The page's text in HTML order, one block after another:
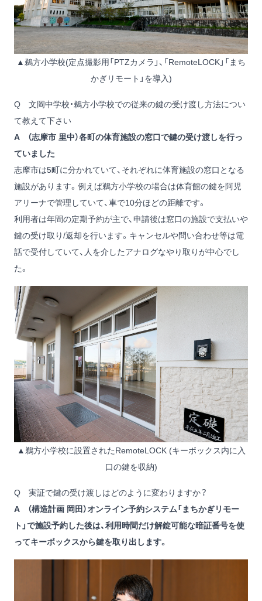
▲鵜方小学校(定点撮影用「PTZカメラ」、「RemoteLOCK」「まち
かぎリモート」を導入)
Q 文岡中学校・鵜方小学校での従来の鍵の受け渡し方法につい
て教えて下さい
A （志摩市 里中）各町の体育施設の窓口で鍵の受け渡しを行っ
ていました
志摩市は5町に分かれていて、それぞれに体育施設の窓口となる
施設があります。例えば鵜方小学校の場合は体育館の鍵を阿児
アリーナで管理していて、車で10分ほどの距離です。
利用者は年間の定期予約が主で、申請後は窓口の施設で支払いや
鍵の受け取り/返却を行います。キャンセルや問い合わせ等は電
話で受付していて、人を介したアナログなやり取りが中心でし
た。
▲鵜方小学校に設置されたRemoteLOCK (キーボックス内に入
口の鍵を収納)
Q 実証で鍵の受け渡しはどのように変わりますか？
A （構造計画 岡田）オンライン予約システム「まちかぎリモー
ト」で施設予約した後は、利用時間だけ解錠可能な暗証番号を使
ってキーボックスから鍵を取り出します。